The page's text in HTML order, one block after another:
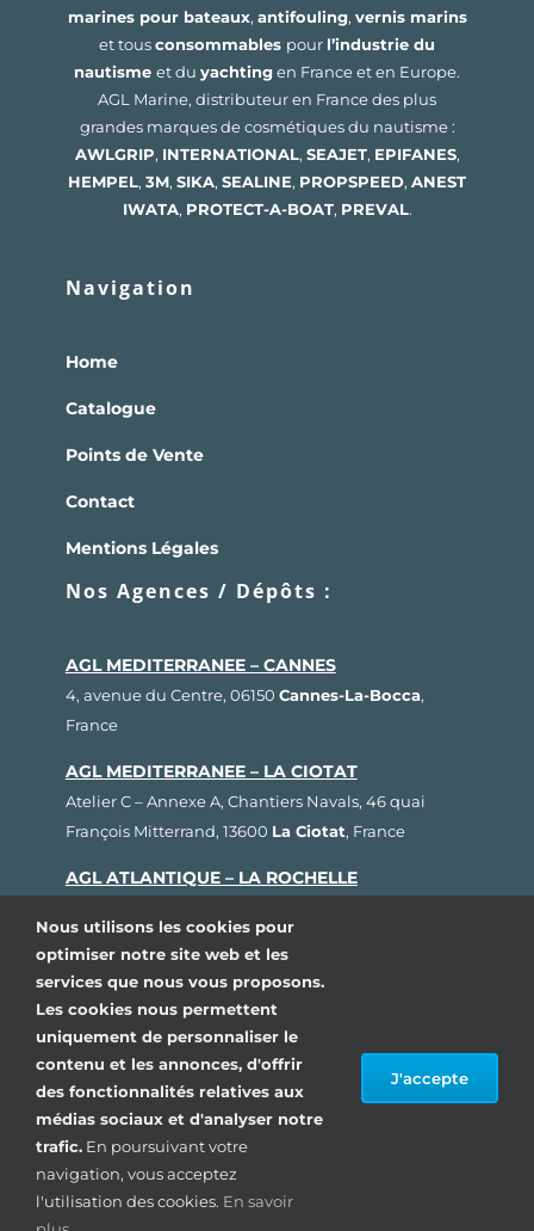
marines pour bateaux, antifouling, vernis marins
et tousconsommables pour l’industrie du
nautisme et du yachtingen France et en Europe.
AGL Marine, distributeur en France des plus
grandes marques de cosmétiques du nautisme :
AWLGRIP, INTERNATIONAL, SEAJET, EPIFANES,
HEMPEL, 3M, SIKA, SEALINE, PROPSPEED, ANEST
IWATA, PROTECT-A-BOAT, PREVAL.
Navigation
Home
Catalogue
Points de Vente
Contact
Mentions Légales
Nos Agences / Dépôts :
AGL MEDITERRANEE – CANNES
4, avenue du Centre, 06150 Cannes-La-Bocca,
France
AGL MEDITERRANEE – LA CIOTAT
Atelier C – Annexe A, Chantiers Navals, 46 quai
François Mitterrand, 13600 La Ciotat, France
AGL ATLANTIQUE – LA ROCHELLE
Rochelle, France
AGL BRETAGNE – LORIENT
1, rue Cdt L’Herminier, Bloc K2, 56100
France
AGL SUD OUEST – ARCACHON
80, avenue du Général Leclerc, Pôle Nautique de la
Pointe, 33260La Teste de Buch
© Copyright 1993 – 2024| AGL Marine, Tous droits
Nous utilisons les cookies pour
optimiser notre site web et les
services que nous vous proposons.
Les cookies nous permettent
uniquement de personnaliser le
contenu et les annonces, d'offrir
des fonctionnalités relatives aux
médias sociaux et d'analyser notre
trafic. En poursuivant votre
navigation, vous acceptez
l'utilisation des cookies. En savoir
J'accepte